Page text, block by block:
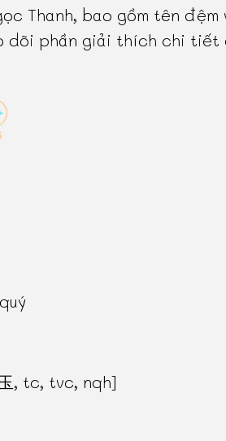
Thanh, bao gồm tên đệm
dõi phần giải thích chi tiết
, tc, tvc, nqh]